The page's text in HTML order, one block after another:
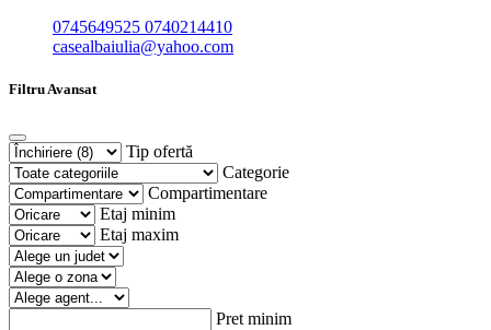
0745649525 0740214410
casealbaiulia@yahoo.com
Filtru Avansat
Tip ofertă
Categorie
Compartimentare
Etaj minim
Etaj maxim
Pret minim